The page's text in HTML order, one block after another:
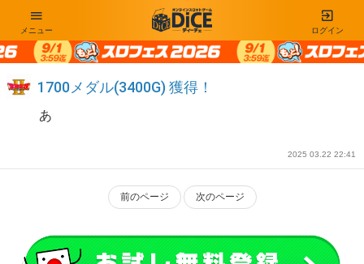
ログイン
メニュー
1700メダル(3400G) 獲得！
あ
2025 03.22 22:41
前のページ 次のページ